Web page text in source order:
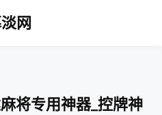
网
将专用神器_控牌神